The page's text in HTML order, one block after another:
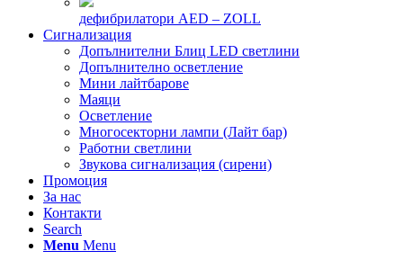
дефибрилатори AED – ZOLL
Сигнализация
Допълнителни Блиц LED светлини
Допълнително осветление
Мини лайтбарове
Маяци
Осветление
Многосекторни лампи (Лайт бар)
Работни светлини
Звукова сигнализация (сирени)
Промоция
За нас
Контакти
Search
Menu Menu